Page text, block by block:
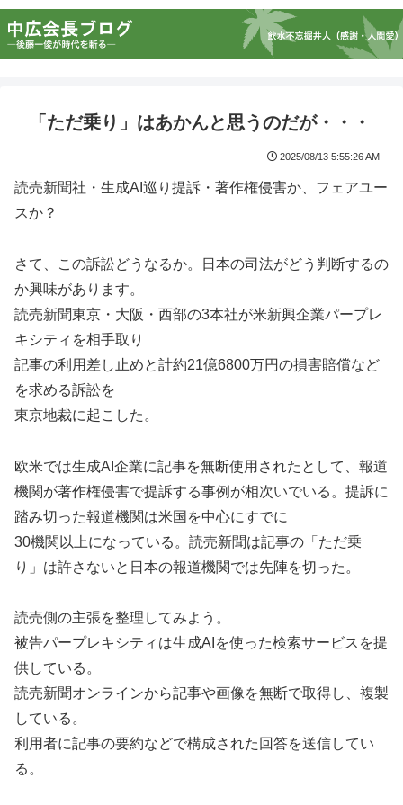
「ただ乗り」はあかんと思うのだが・・・
2025/08/13 5:55:26 AM
読売新聞社・生成AI巡り提訴・著作権侵害か、フェアユー
スか？
さて、この訴訟どうなるか。日本の司法がどう判断するの
か興味があります。
読売新聞東京・大阪・西部の3本社が米新興企業パープレ
キシティを相手取り
記事の利用差し止めと計約21億6800万円の損害賠償など
を求める訴訟を
東京地裁に起こした。
欧米では生成AI企業に記事を無断使用されたとして、報道
機関が著作権侵害で提訴する事例が相次いでいる。提訴に
踏み切った報道機関は米国を中心にすでに
30機関以上になっている。読売新聞は記事の「ただ乗
り」は許さないと日本の報道機関では先陣を切った。
読売側の主張を整理してみよう。
被告パープレキシティは生成AIを使った検索サービスを提
供している。
読売新聞オンラインから記事や画像を無断で取得し、複製
している。
利用者に記事の要約などで構成された回答を送信してい
る。